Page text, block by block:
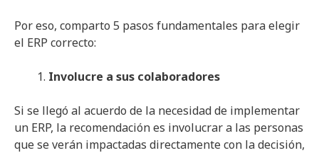
Por eso, comparto 5 pasos fundamentales para elegir
el ERP correcto:
Involucre a sus colaboradores
Si se llegó al acuerdo de la necesidad de implementar
un ERP, la recomendación es involucrar a las personas
que se verán impactadas directamente con la decisión,